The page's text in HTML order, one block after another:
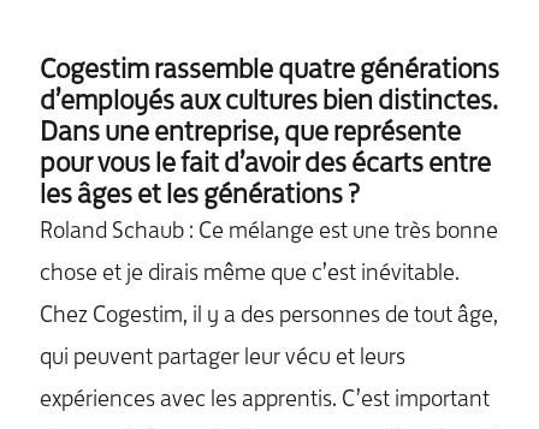
Cogestim rassemble quatre générations
d’employés aux cultures bien distinctes.
Dans une entreprise, que représente
pour vous le fait d’avoir des écarts entre
les âges et les générations ?
Roland Schaub : Ce mélange est une très bonne
chose et je dirais même que c’est inévitable.
Chez Cogestim, il y a des personnes de tout âge,
qui peuvent partager leur vécu et leurs
expériences avec les apprentis. C’est important